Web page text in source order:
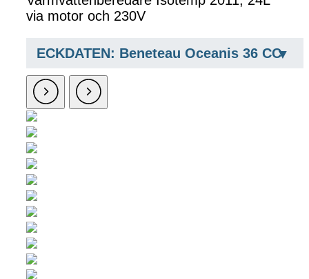
via motor och 230V
ECKDATEN: Beneteau Oceanis 36 CC